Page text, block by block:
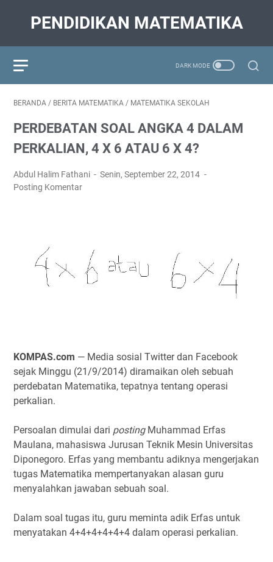
PENDIDIKAN MATEMATIKA
BERANDA / BERITA MATEMATIKA / MATEMATIKA SEKOLAH
PERDEBATAN SOAL ANGKA 4 DALAM
PERKALIAN, 4 X 6 ATAU 6 X 4?
Abdul Halim Fathani
Senin, September 22, 2014
Posting Komentar
KOMPAS.com — Media sosial Twitter dan Facebook
sejak Minggu (21/9/2014) diramaikan oleh sebuah
perdebatan Matematika, tepatnya tentang operasi
perkalian.
Persoalan dimulai dari postingMuhammad Erfas
Maulana, mahasiswa Jurusan Teknik Mesin Universitas
Diponegoro. Erfas yang membantu adiknya mengerjakan
tugas Matematika mempertanyakan alasan guru
menyalahkan jawaban sebuah soal.
Dalam soal tugas itu, guru meminta adik Erfas untuk
menyatakan 4+4+4+4+4+4 dalam operasi perkalian.